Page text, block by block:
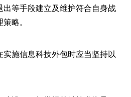
等手段建立及维护符合自身战
略。
施信息科技外包时应当坚持以